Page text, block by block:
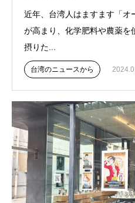
近年、台湾人はますます「オ
が高まり、化学肥料や農薬を
摂りた...
台湾のニュースから